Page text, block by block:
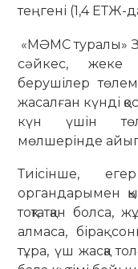
теңгені (1,4 ЕТЖ-
«МӘМС туралы»
сәйкес, жеке
берушілер
жасалған күнді
күн үшін
мөлшерінде
Тиісінше,
органдарымен
тоқтатқан болса,
алмаса, бірақ
тұра, үш жасқа